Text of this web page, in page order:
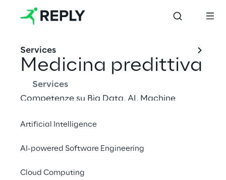
Services
Services
Artificial Intelligence
AI-powered Software Engineering
Cloud Computing
Medicina predittiva
Competenze su Big Data, AI, Machine
sanitarie, istituti di ricerca e player della
predictive medicine attraverso soluzioni di